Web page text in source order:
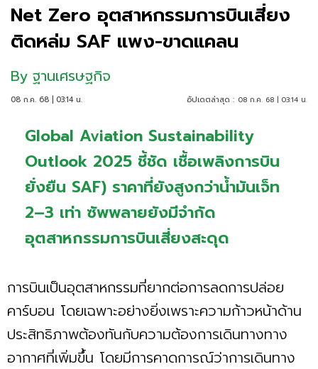
Net Zero อุตสาหกรรมการบินเสี่ยง
ติดหล่ม SAF แพง-ขาดแคลน
By ฐานเศรษฐกิจ
08 ก.ค. 68 | 03:14 น. อัปเดตล่าสุด : 08 ก.ค. 68 | 03:14 น.
Global Aviation Sustainability
Outlook 2025 ชี้ชัด เชื้อเพลิงการบิน
ยั่งยืน SAF) ราคาที่ยังสูงกว่าน้ำมันเจ็ท
2–3 เท่า ซัพพลายยังมีจำกัด
อุตสาหกรรมการบินเสี่ยงสะดุด
การบินเป็นอุตสาหกรรมที่ยากต่อการลดการปล่อย
คาร์บอน โดยเฉพาะอย่างยิ่งเพราะความก้าวหน้าด้าน
ประสิทธิภาพต้องทันกับความต้องการเดินทางทาง
อากาศที่เพิ่มขึ้น โดยมีการคาดการณ์ว่าการเดินทาง